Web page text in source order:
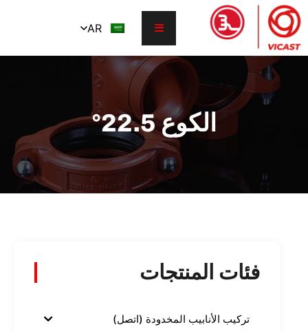
AR
الكوع 22.5°
فئات المنتجات
تركيب الأنابيب المخدودة (اتصل)